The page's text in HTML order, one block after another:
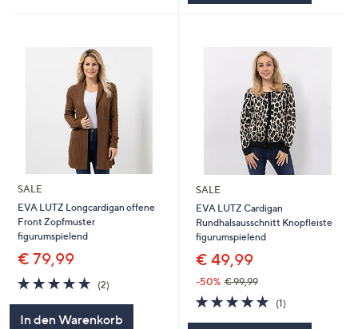
SALE
EVA LUTZ Longcardigan offene
Front Zopfmuster
figurumspielend
€ 79,99
5.0
von
(2)2
In den Warenkorb
SALE
EVA LUTZ Cardigan
Rundhalsausschnitt Knopfleiste
figurumspielend
€ 49,99
-50% € 99,99
5.0
von
(1)1